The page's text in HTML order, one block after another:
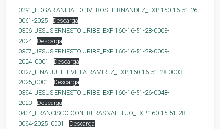
0291_EDGAR ANIBAL OLIVEROS HERNANDEZ_EXP 160-16-51-26-
0061-2025
Descarga
0306_JESUS ERNESTO URIBE_EXP 160-16-51-28-0003-
2024
Descarga
0307_JESUS ERNESTO URIBE_EXP 160-16-51-28-0003-
2024_0001
Descarga
0327_LINA JULIET VILLA RAMIREZ_EXP 160-16-51-28-0003-
2025_0001
Descarga
0394_JESUS ERNESTO URIBE_EXP 160-16-51-26-0048-
2023
Descarga
0434_FRANCISCO CONTRERAS VALLEJO_EXP 160-16-51-28-
0094-2025_0001
Descarga